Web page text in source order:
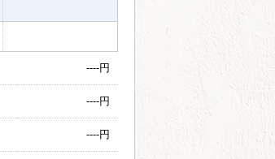
----円
----円
----円